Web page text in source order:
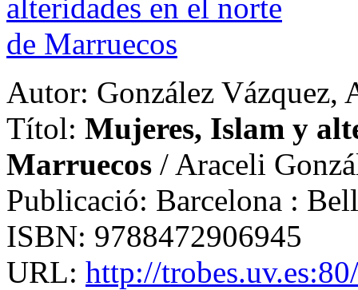
Autor: González Vázquez,
Títol: Mujeres, Islam y
Marruecos / Araceli
Publicació: Barcelona :
ISBN: 9788472906945
URL: http://